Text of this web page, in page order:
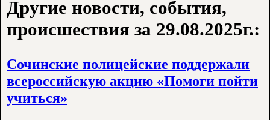
Другие новости, события,
происшествия за 29.08.2025г.:
Сочинские полицейские поддержали
всероссийскую акцию «Помоги пойти
учиться»